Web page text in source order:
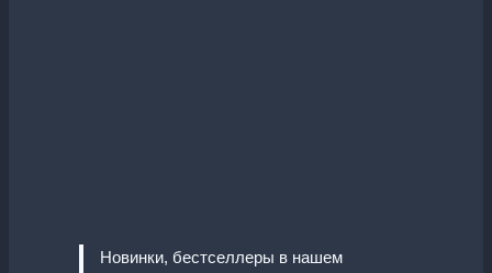
Новинки, бестселлеры в нашем